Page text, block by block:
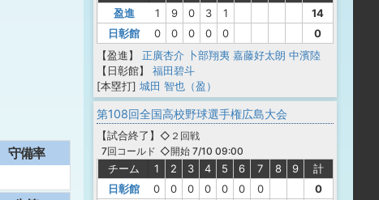
守備率
盈進
1 9 0 3 1
14
日彰館
0 0 0 0 0
0
【盈進】
正廣杏介 卜部翔夷 嘉藤好太朗 中濱陸
【日彰館】
福田碧斗
[本塁打] 城田 智也（盈）
第108回全国高校野球選手権広島大会
【試合終了 】
7回コールド
◇２回戦
◇開始 7/10 09:00
チーム 1 2 3 4 5 6 7 8 9
計
日彰館
0 0 0 0 0 0 0 0